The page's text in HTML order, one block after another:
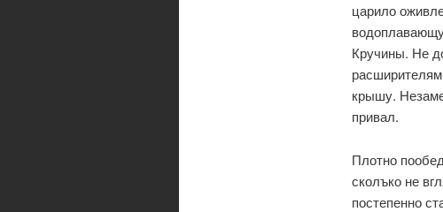
царило
Кручины. Не
крышу.
привал.
Плотно
сколъко не
постепенно